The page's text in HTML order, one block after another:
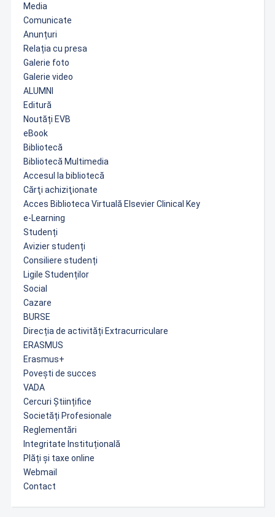
Media
Comunicate
Anunțuri
Relația cu presa
Galerie foto
Galerie video
ALUMNI
Editură
Noutăți EVB
eBook
Bibliotecă
Bibliotecă Multimedia
Accesul la bibliotecă
Cărţi achiziţionate
Acces Biblioteca Virtuală Elsevier Clinical Key
e-Learning
Studenți
Avizier studenți
Consiliere studenți
Ligile Studenților
Social
Cazare
BURSE
Direcția de activități Extracurriculare
ERASMUS
Erasmus+
Povești de succes
VADA
Cercuri Științifice
Societăți Profesionale
Reglementări
Integritate Instituțională
Plăți și taxe online
Webmail
Contact